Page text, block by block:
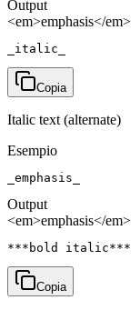
Output
<em>emphasis</em>
_italic_
Copia
Italic text (alternate)
Esempio
_emphasis_
Output
<em>emphasis</em>
***bold italic***
Copia